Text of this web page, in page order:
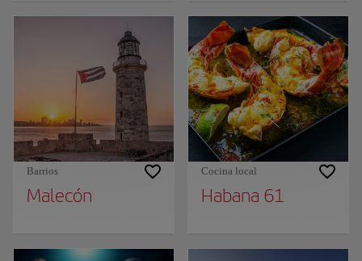
Barrios
Malecón
Cocina local
Habana 61